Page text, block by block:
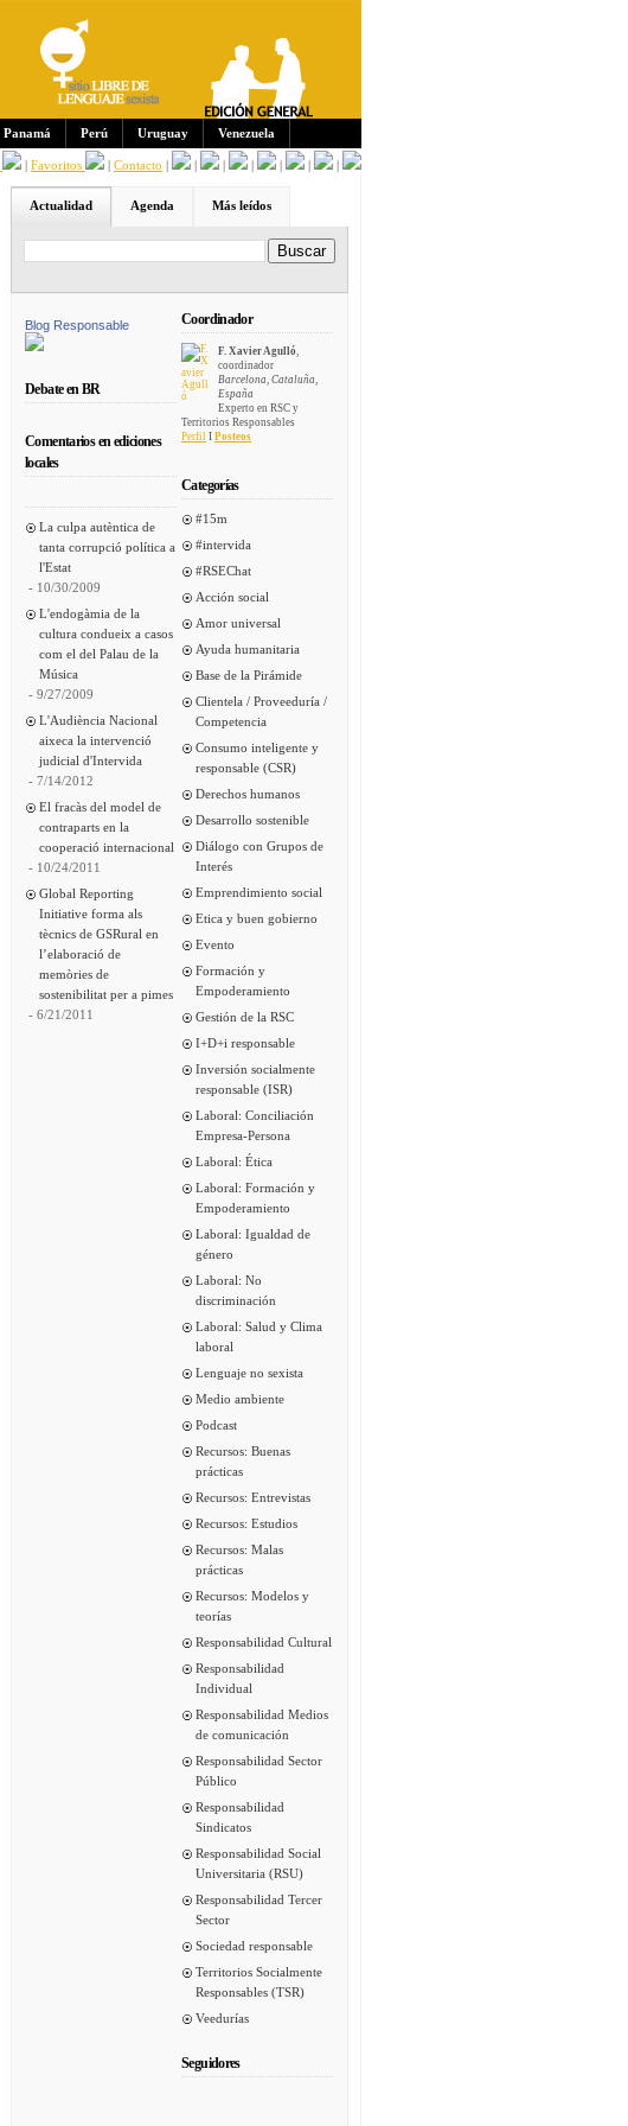
Panamá Perú Uruguay Venezuela
| Favoritos | Contacto | | | | | | |
Actualidad Agenda Más leídos
Blog Responsable
Debate en BR
Comentarios en ediciones
locales
La culpa autèntica de
tanta corrupció política a
l'Estat
- 10/30/2009
L'endogàmia de la
cultura condueix a casos
com el del Palau de la
Música
- 9/27/2009
L'Audiència Nacional
aixeca la intervenció
judicial d'Intervida
- 7/14/2012
El fracàs del model de
contraparts en la
cooperació internacional
- 10/24/2011
Global Reporting
Initiative forma als
tècnics de GSRural en
l’elaboració de
memòries de
sostenibilitat per a pimes
- 6/21/2011
Coordinador
F. Xavier Agulló,
coordinador
Barcelona, Cataluña,
España
Experto en RSC y
Territorios Responsables
Perfil I Posteos
Categorías
#15m
#intervida
#RSEChat
Acción social
Amor universal
Ayuda humanitaria
Base de la Pirámide
Clientela / Proveeduría /
Competencia
Consumo inteligente y
responsable (CSR)
Derechos humanos
Desarrollo sostenible
Diálogo con Grupos de
Interés
Emprendimiento social
Etica y buen gobierno
Evento
Formación y
Empoderamiento
Gestión de la RSC
I+D+i responsable
Inversión socialmente
responsable (ISR)
Laboral: Conciliación
Empresa-Persona
Laboral: Ética
Laboral: Formación y
Empoderamiento
Laboral: Igualdad de
género
Laboral: No
discriminación
Laboral: Salud y Clima
laboral
Lenguaje no sexista
Medio ambiente
Podcast
Recursos: Buenas
prácticas
Recursos: Entrevistas
Recursos: Estudios
Recursos: Malas
prácticas
Recursos: Modelos y
teorías
Responsabilidad Cultural
Responsabilidad
Individual
Responsabilidad Medios
de comunicación
Responsabilidad Sector
Público
Responsabilidad
Sindicatos
Responsabilidad Social
Universitaria (RSU)
Responsabilidad Tercer
Sector
Sociedad responsable
Territorios Socialmente
Responsables (TSR)
Veedurías
Seguidores